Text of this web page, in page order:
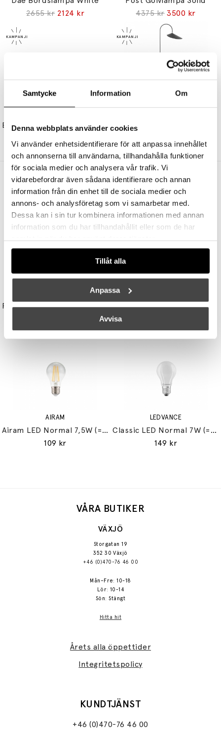
Samtycke Information Om
Denna webbplats använder cookies
Vi använder enhetsidentifierare för att anpassa innehållet
och annonserna till användarna, tillhandahålla funktioner
för sociala medier och analysera vår trafik. Vi
vidarebefordrar även sådana identifierare och annan
information från din enhet till de sociala medier och
annons- och analysföretag som vi samarbetar med.
Dessa kan i sin tur kombinera informationen med annan
information som du har tillhandahållit eller som de har
samlat in när du har använt deras tjänster.
Tillåt alla
Anpassa
Avvisa
2655 kr 2124 kr
4375 kr 3500 kr
Balance Candle Holder Brass
Arum Golvlampa Black
Andra köpte även
Reflektor MR11 28W (=35W) GU10
AIRAM
Airam LED Normal 7,5W (=60W) E27
109 kr
LEDVANCE
Classic LED Normal 7W (=60W) E27
149 kr
VÅRA BUTIKER
VÄXJÖ
Storgatan 19
352 30 Växjö
+46 (0)470-76 46 00
Mån–Fre: 10-18
Lör: 10-14
Sön: Stängt
Hitta hit
Årets alla öppettider
Integritetspolicy
KUNDTJÄNST
+46 (0)470-76 46 00